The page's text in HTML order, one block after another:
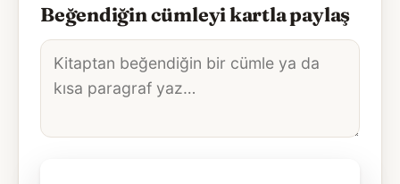
Beğendiğin cümleyi kartla paylaş
Alıntı
metni